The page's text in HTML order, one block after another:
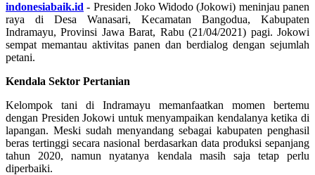
indonesiabaik.id - Presiden Joko Widodo (Jokowi) meninjau panen
raya di Desa Wanasari, Kecamatan Bangodua, Kabupaten
Indramayu, Provinsi Jawa Barat, Rabu (21/04/2021) pagi. Jokowi
sempat memantau aktivitas panen dan berdialog dengan sejumlah
petani.
Kendala Sektor Pertanian
Kelompok tani di Indramayu memanfaatkan momen bertemu
dengan Presiden Jokowi untuk menyampaikan kendalanya ketika di
lapangan. Meski sudah menyandang sebagai kabupaten penghasil
beras tertinggi secara nasional berdasarkan data produksi sepanjang
tahun 2020, namun nyatanya kendala masih saja tetap perlu
diperbaiki.